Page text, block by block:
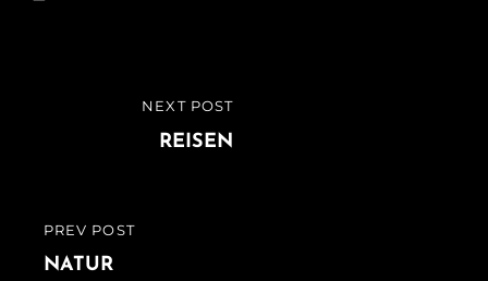
Beitragsnavigation
PREVIOUS
POST
PREV POST
NATUR
NEXT POST
REISEN